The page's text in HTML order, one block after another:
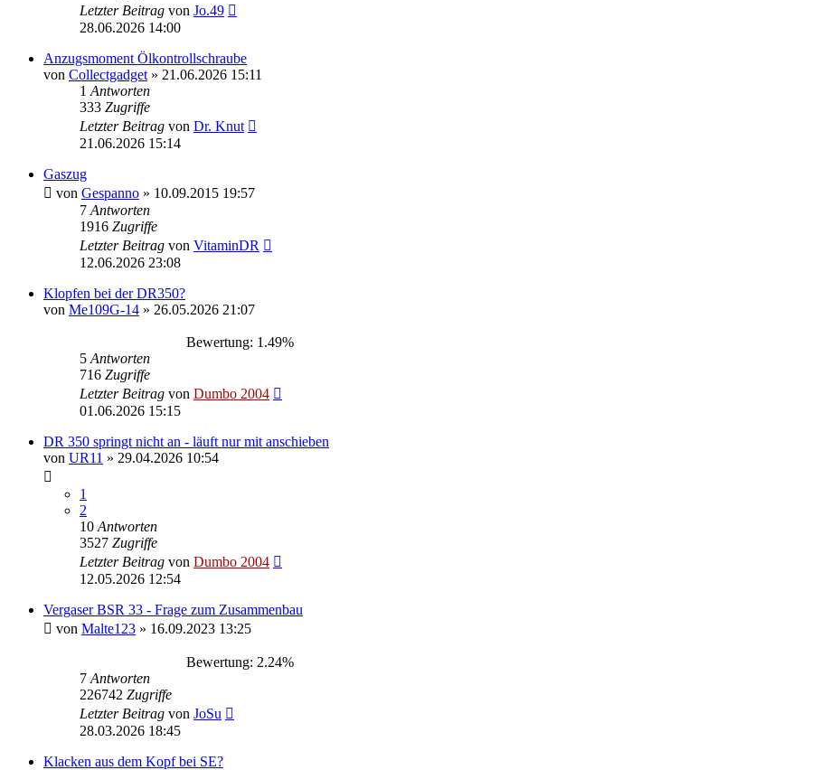
Letzter Beitrag von Jo.49
28.06.2026 14:00
Anzugsmoment Ölkontrollschraube
von Collectgadget » 21.06.2026 15:11
1 Antworten
333 Zugriffe
Letzter Beitrag von Dr. Knut
21.06.2026 15:14
Gaszug
von Gespanno » 10.09.2015 19:57
7 Antworten
1916 Zugriffe
Letzter Beitrag von VitaminDR
12.06.2026 23:08
Klopfen bei der DR350?
von Me109G-14 » 26.05.2026 21:07
Bewertung: 1.49%
5 Antworten
716 Zugriffe
Letzter Beitrag von Dumbo 2004
01.06.2026 15:15
DR 350 springt nicht an - läuft nur mit anschieben
von UR11 » 29.04.2026 10:54
1
2
10 Antworten
3527 Zugriffe
Letzter Beitrag von Dumbo 2004
12.05.2026 12:54
Vergaser BSR 33 - Frage zum Zusammenbau
von Malte123 » 16.09.2023 13:25
Bewertung: 2.24%
7 Antworten
226742 Zugriffe
Letzter Beitrag von JoSu
28.03.2026 18:45
Klacken aus dem Kopf bei SE?